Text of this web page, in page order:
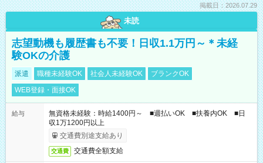
掲載日：2026.07.29
未読
志望動機も履歴書も不要！日収1.1万円～＊未経
験OKの介護
派遣 職種未経験OK 社会人未経験OK
ブランクOK
WEB登録・面接OK
給与
無資格未経験：時給1400円～ ■週払いOK ■扶養内OK ■日
収1万1200円以上
交通費別途支給あり
交通費 交通費全額支給